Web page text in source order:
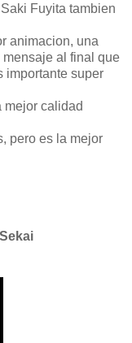
Fuyita tambien
animacion, una
mensaje al final que
importante super
mejor calidad
pero es la mejor